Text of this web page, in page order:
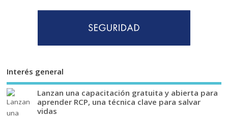
Interés general
Lanzan una capacitación gratuita y abierta para
aprender RCP, una técnica clave para salvar
vidas